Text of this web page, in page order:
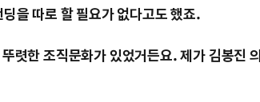
을 따로 할 필요가 없다고도 했죠.
렷한 조직문화가 있었거든요. 제가 김봉진